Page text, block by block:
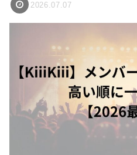
2026.07.07